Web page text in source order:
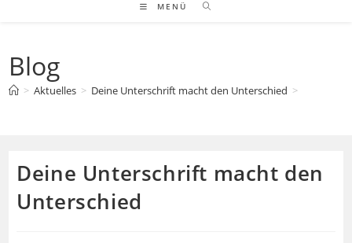
MENÜ
Blog
> Aktuelles > Deine Unterschrift macht den Unterschied >
Deine Unterschrift macht den
Unterschied